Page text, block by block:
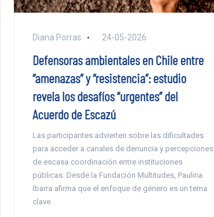
Diana Porras 24-05-2026
Defensoras ambientales en Chile entre
“amenazas” y “resistencia”: estudio
revela los desafíos “urgentes” del
Acuerdo de Escazú
Las participantes advierten sobre las dificultades
para acceder a canales de denuncia y percepciones
de escasa coordinación entre instituciones
públicas. Desde la Fundación Multitudes, Paulina
Ibarra afirma que el enfoque de género es un tema
clave.